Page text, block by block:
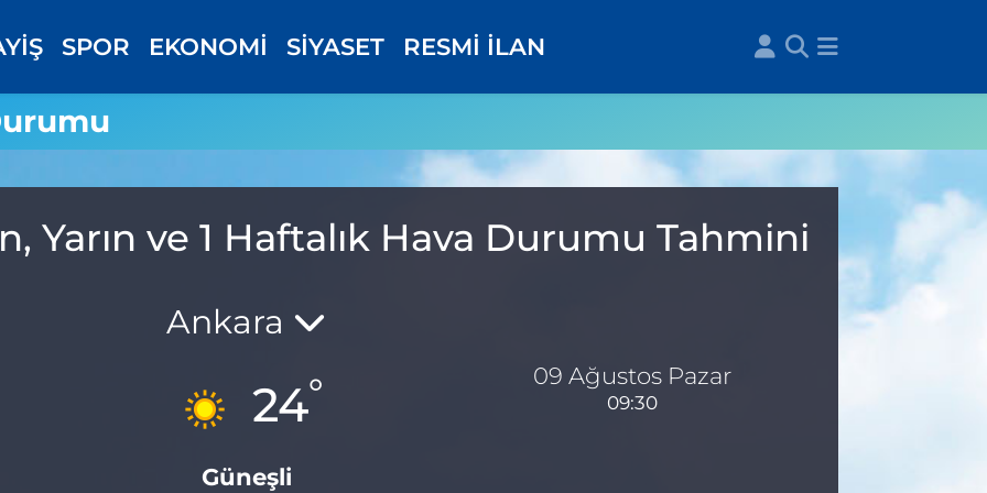
SPOR EKONOMİ SİYASET RESMİ İLAN
Yarın ve 1 Haftalık Hava Durumu Tahmini
Ankara
24°
Güneşli
09 Ağustos Pazar
09:30